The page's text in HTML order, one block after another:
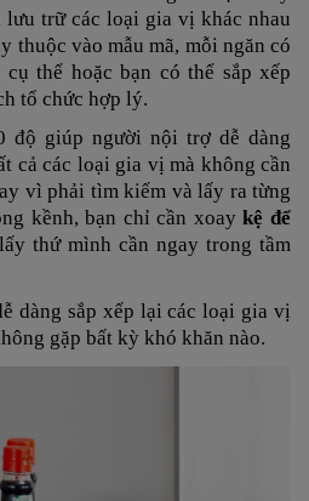
lưu trữ các loại gia vị khác nhau
thuộc vào mẫu mã, mỗi ngăn có
thể hoặc bạn có thể sắp xếp
tổ chức hợp lý.
độ giúp người nội trợ dễ dàng
cả các loại gia vị mà không cần
vì phải tìm kiếm và lấy ra từng
kềnh, bạn chỉ cần xoaykệ để
thứ mình cần ngay trong tầm
dàng sắp xếp lại các loại gia vị
gặp bất kỳ khó khăn nào.